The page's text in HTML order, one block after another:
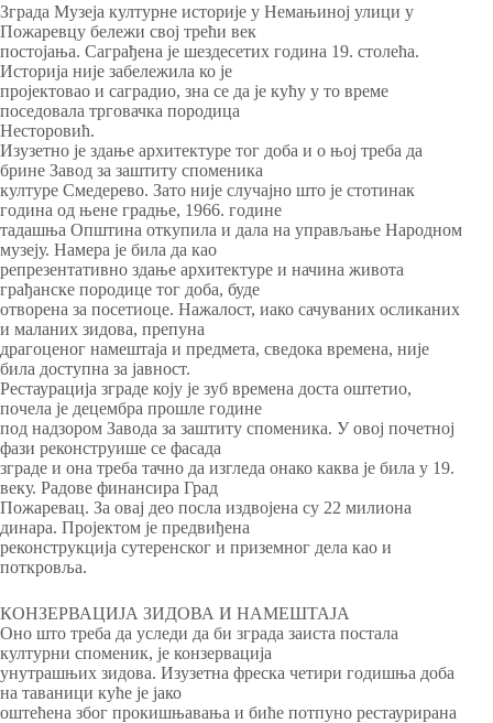
Зграда Музеја културне историје у Немањиној улици у
Пожаревцу бележи свој трећи век
постојања. Саграђена је шездесетих година 19. столећа.
Историја није забележила ко је
пројектовао и саградио, зна се да је кућу у то време
поседовала трговачка породица
Несторовић.
Изузетно је здање архитектуре тог доба и о њој треба да
брине Завод за заштиту споменика
културе Смедерево. Зато није случајно што је стотинак
година од њене градње, 1966. године
тадашња Општина откупила и дала на управљање Народном
музеју. Намера је била да као
репрезентативно здање архитектуре и начина живота
грађанске породице тог доба, буде
отворена за посетиоце. Нажалост, иако сачуваних осликаних
и маланих зидова, препуна
драгоценог намештаја и предмета, сведока времена, није
била доступна за јавност.
Рестаурација зграде коју је зуб времена доста оштетио,
почела је децембра прошле године
под надзором Завода за заштиту споменика. У овој почетној
фази реконструише се фасада
зграде и она треба тачно да изгледа онако каква је била у 19.
веку. Радове финансира Град
Пожаревац. За овај део посла издвојена су 22 милиона
динара. Пројектом је предвиђена
реконструкција сутеренског и приземног дела као и
поткровља.
КОНЗЕРВАЦИЈА ЗИДОВА И НАМЕШТАЈА
Оно што треба да уследи да би зграда заиста постала
културни споменик, је конзервација
унутрашњих зидова. Изузетна фреска четири годишња доба
на таваници куће је јако
оштећена због прокишњавања и биће потпуно рестаурирана